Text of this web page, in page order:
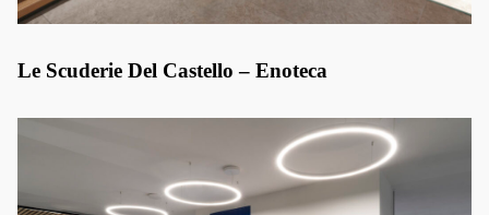
Le Scuderie Del Castello – Enoteca